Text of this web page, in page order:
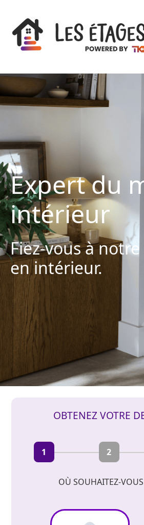
Expert du
intérieur
Fiez-vous à
en intérieur.
OBTENEZ VOTRE
1 2
OÙ SOUHAITEZ-